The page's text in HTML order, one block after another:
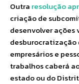
Outra resolução
criação de
desenvolver ações
desburocratização
empresários e
trabalhos caberá
estado ou do